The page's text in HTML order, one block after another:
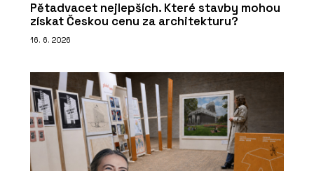
Pětadvacet nejlepších. Které stavby mohou
získat Českou cenu za architekturu?
16. 6. 2026